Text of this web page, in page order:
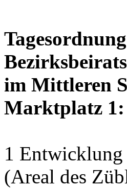
im Mittleren
Marktplatz 1:
1 Entwicklung
(Areal des